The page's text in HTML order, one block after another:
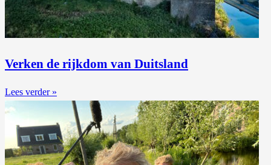
Verken de rijkdom van Duitsland
Lees verder »